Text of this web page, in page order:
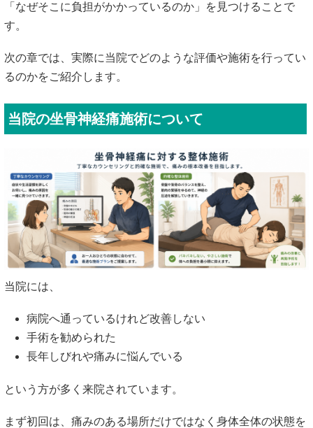
「なぜそこに負担がかかっているのか」を見つけることで
す。
次の章では、実際に当院でどのような評価や施術を行ってい
るのかをご紹介します。
当院の坐骨神経痛施術について
当院には、
病院へ通っているけれど改善しない
手術を勧められた
長年しびれや痛みに悩んでいる
という方が多く来院されています。
まず初回は、痛みのある場所だけではなく身体全体の状態を